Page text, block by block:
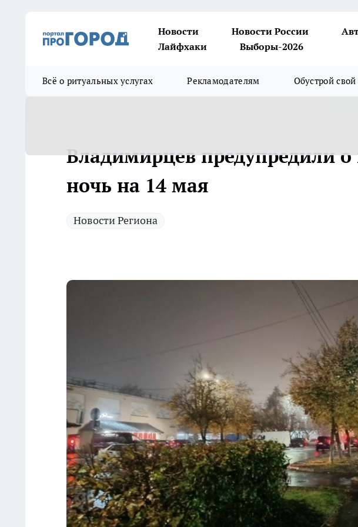
Новости Новости России
Лайфхаки
Выборы-2026
Всё о ритуальных услугах Рекламодателям Обустрой
Владимирцев предупредили о
ночь на 14 мая
Новости Региона